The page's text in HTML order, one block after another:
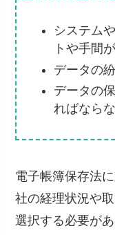
システム
トや手間
データの
データの
ればなら
電子帳簿保存法
社の経理状況や
選択する必要が